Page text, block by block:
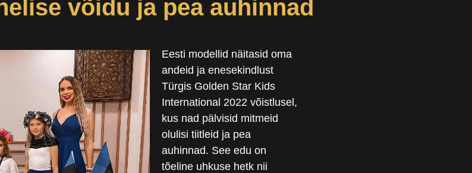
võidu ja pea auhinnad
Eesti modellid näitasid oma
andeid ja enesekindlust
Türgis Golden Star Kids
International 2022 võistlusel,
kus nad pälvisid mitmeid
olulisi tiitleid ja pea
auhinnad. See edu on
tõeline uhkuse hetk nii